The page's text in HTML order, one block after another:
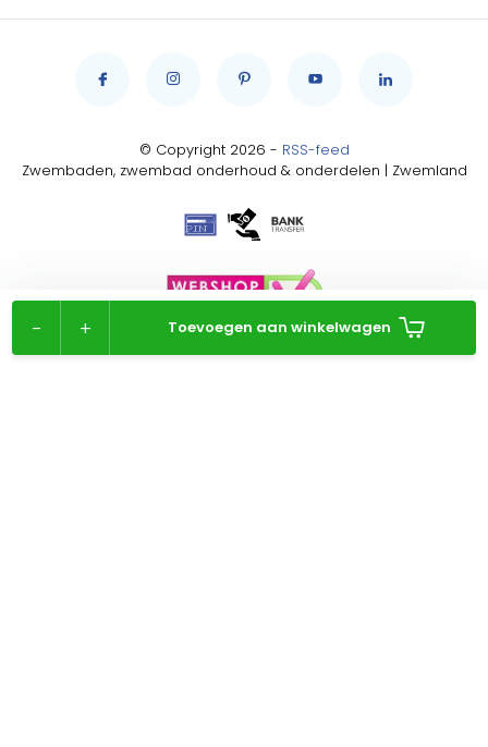
+
- Toevoegen aan winkelwagen
© Copyright 2026 - RSS-feed
Zwembaden, zwembad onderhoud & onderdelen | Zwemland